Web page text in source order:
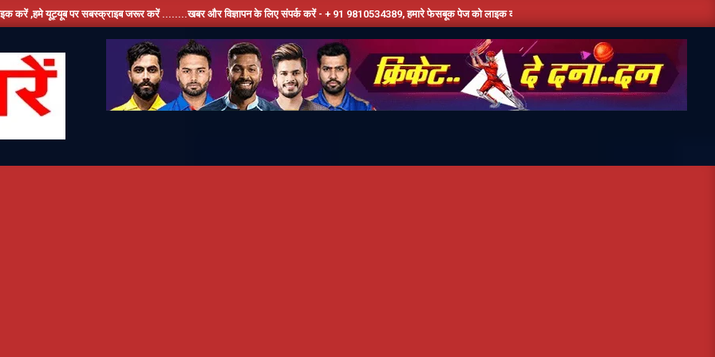
जरूर करें ........खबर और विज्ञापन के लिए संपर्क करें - + 91 9810534389, हमारे फेसबूक पेज को लाइक करें ,हमे यूट्यूब पर सबस्क्राइब जरूर करें,दिन भर की तमाम छोटी बड़ी खबरों के